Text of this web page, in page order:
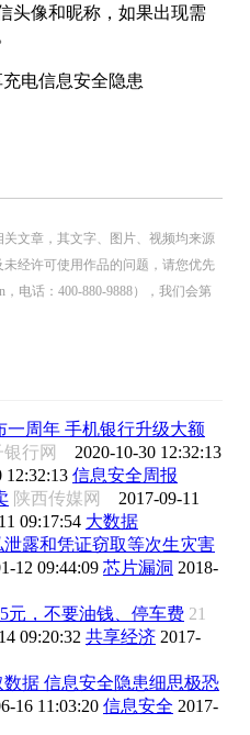
头像和昵称，如果出现需
文章，其文字、图片、视频均来源
经许可使用作品的问题，请您优先
，电话：400-880-9888），我们会第
一周年 手机银行升级大额
银行网 2020-10-30 12:32:13
12:32:13 信息安全周报
陕西传媒网 2017-09-11
09:17:54 大数据
露和凭证窃取等次生灾害
12 09:44:09 芯片漏洞 2018-
元，不要油钱、停车费 21
09:20:32 共享经济 2017-
据 信息安全隐患细思极恐
16 11:03:20 信息安全 2017-